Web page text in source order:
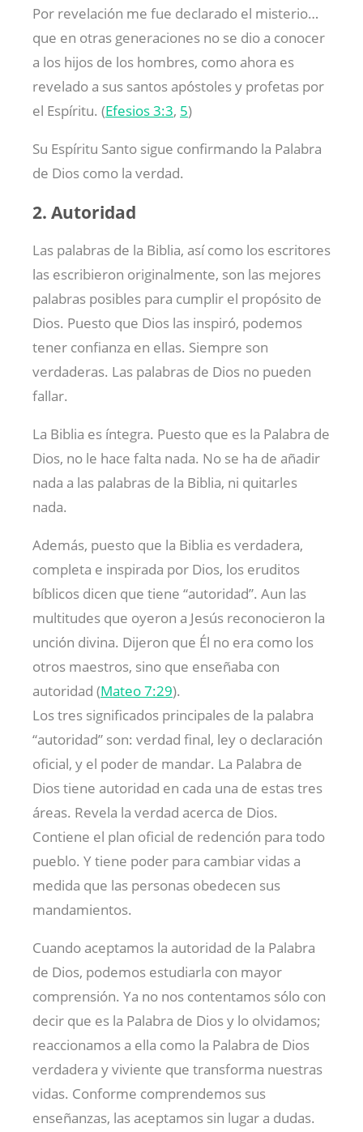
Por revelación me fue declarado el misterio…
que en otras generaciones no se dio a conocer
a los hijos de los hombres, como ahora es
revelado a sus santos apóstoles y profetas por
el Espíritu. (Efesios 3:3, 5)
Su Espíritu Santo sigue confirmando la Palabra
de Dios como la verdad.
2. Autoridad
Las palabras de la Biblia, así como los escritores
las escribieron originalmente, son las mejores
palabras posibles para cumplir el propósito de
Dios. Puesto que Dios las inspiró, podemos
tener confianza en ellas. Siempre son
verdaderas. Las palabras de Dios no pueden
fallar.
La Biblia es íntegra. Puesto que es la Palabra de
Dios, no le hace falta nada. No se ha de añadir
nada a las palabras de la Biblia, ni quitarles
nada.
Además, puesto que la Biblia es verdadera,
completa e inspirada por Dios, los eruditos
bíblicos dicen que tiene “autoridad”. Aun las
multitudes que oyeron a Jesús reconocieron la
unción divina. Dijeron que Él no era como los
otros maestros, sino que enseñaba con
autoridad (Mateo 7:29).
Los tres significados principales de la palabra
“autoridad” son: verdad final, ley o declaración
oficial, y el poder de mandar. La Palabra de
Dios tiene autoridad en cada una de estas tres
áreas. Revela la verdad acerca de Dios.
Contiene el plan oficial de redención para todo
pueblo. Y tiene poder para cambiar vidas a
medida que las personas obedecen sus
mandamientos.
Cuando aceptamos la autoridad de la Palabra
de Dios, podemos estudiarla con mayor
comprensión. Ya no nos contentamos sólo con
decir que es la Palabra de Dios y lo olvidamos;
reaccionamos a ella como la Palabra de Dios
verdadera y viviente que transforma nuestras
vidas. Conforme comprendemos sus
enseñanzas, las aceptamos sin lugar a dudas.